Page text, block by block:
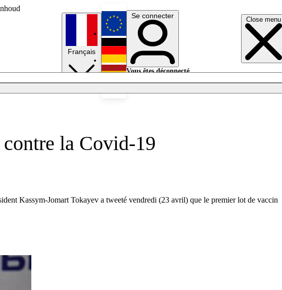
Close menu
Français
English
Deutsch
Se connecter
Vous êtes déconnecté.
la Covid-19
Kassym-Jomart Tokayev a tweeté vendredi (23 avril) que le premier lot de vaccin